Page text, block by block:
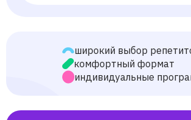
широкий выбор
комфортный формат
индивидуальные